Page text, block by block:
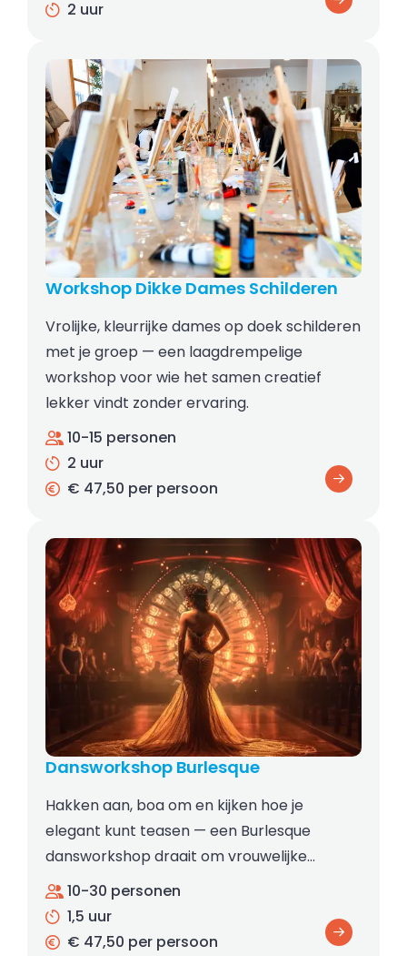
2 uur
Workshop Dikke Dames Schilderen
Vrolijke, kleurrijke dames op doek schilderen
met je groep — een laagdrempelige
workshop voor wie het samen creatief
lekker vindt zonder ervaring.
10-15 personen
2 uur
€ 47,50 per persoon
Dansworkshop Burlesque
Hakken aan, boa om en kijken hoe je
elegant kunt teasen — een Burlesque
dansworkshop draait om vrouwelijke…
10-30 personen
1,5 uur
€ 47,50 per persoon